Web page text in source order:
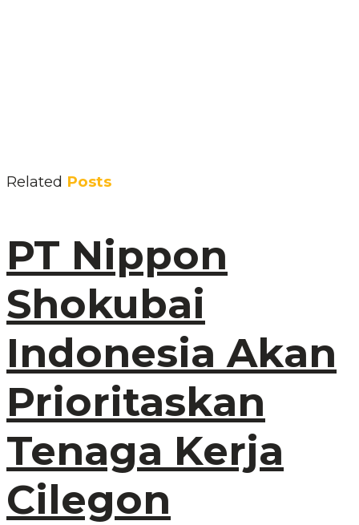
Related Posts
PT Nippon
Shokubai
Indonesia Akan
Prioritaskan
Tenaga Kerja
Cilegon